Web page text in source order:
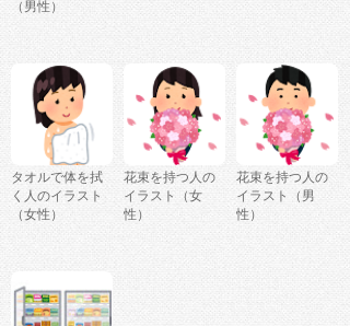
（男性）
タオルで体を拭
く人のイラスト
（女性）
花束を持つ人の
イラスト（女
性）
花束を持つ人の
イラスト（男
性）